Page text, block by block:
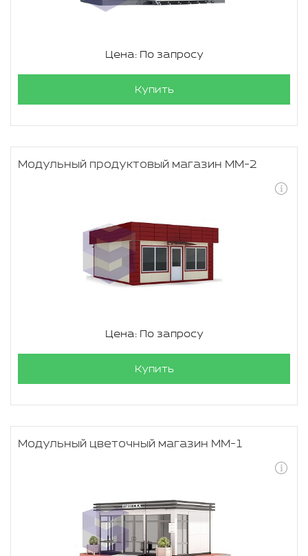
Цена: По запросу
Купить
Модульный продуктовый магазин ММ-2
Цена: По запросу
Купить
Модульный цветочный магазин ММ-1